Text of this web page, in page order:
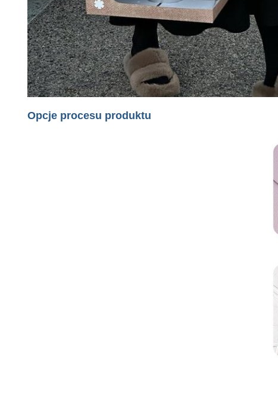
Opcje procesu produktu